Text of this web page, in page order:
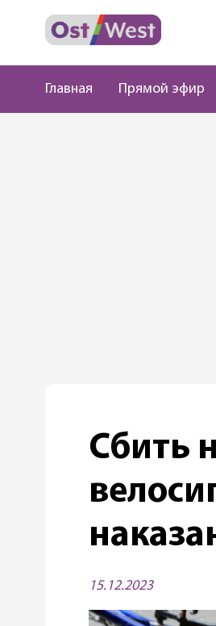
Главная Прямой эфир
Сбить
15.12.2023